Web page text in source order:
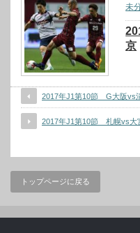
未
京
2017年J1第10節 G大阪vs
2017年J1第10節 札幌vs大
トップページに戻る